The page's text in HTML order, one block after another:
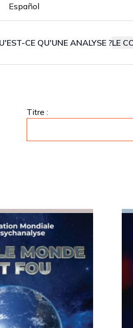
Español
CE QU'UNE ANALYSE ?LE
Titre :